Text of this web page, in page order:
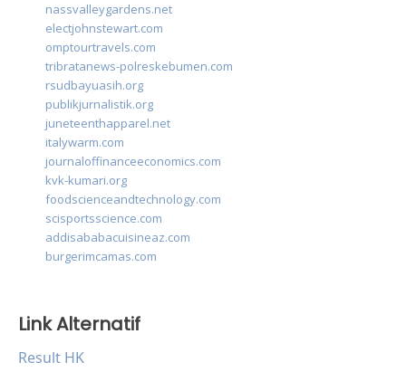
nassvalleygardens.net
electjohnstewart.com
omptourtravels.com
tribratanews-polreskebumen.com
rsudbayuasih.org
publikjurnalistik.org
juneteenthapparel.net
italywarm.com
journaloffinanceeconomics.com
kvk-kumari.org
foodscienceandtechnology.com
scisportsscience.com
addisababacuisineaz.com
burgerimcamas.com
Link Alternatif
Result HK